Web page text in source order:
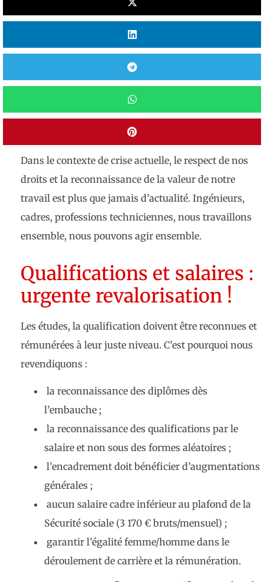
Dans le contexte de crise actuelle, le respect de nos
droits et la reconnaissance de la valeur de notre
travail est plus que jamais d’actualité. Ingénieurs,
cadres, professions techniciennes, nous travaillons
ensemble, nous pouvons agir ensemble.
Qualifications et salaires :
urgente revalorisation !
Les études, la qualification doivent être reconnues et
rémunérées à leur juste niveau. C’est pourquoi nous
revendiquons :
la reconnaissance des diplômes dès
l’embauche ;
la reconnaissance des qualifications par le
salaire et non sous des formes aléatoires ;
l’encadrement doit bénéficier d’augmentations
générales ;
aucun salaire cadre inférieur au plafond de la
Sécurité sociale (3 170 € bruts/mensuel) ;
garantir l’égalité femme/homme dans le
déroulement de carrière et la rémunération.